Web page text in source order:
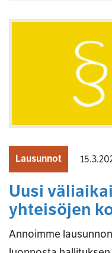
Lausunnot
Uusi
yhteisöjen
Annoimme